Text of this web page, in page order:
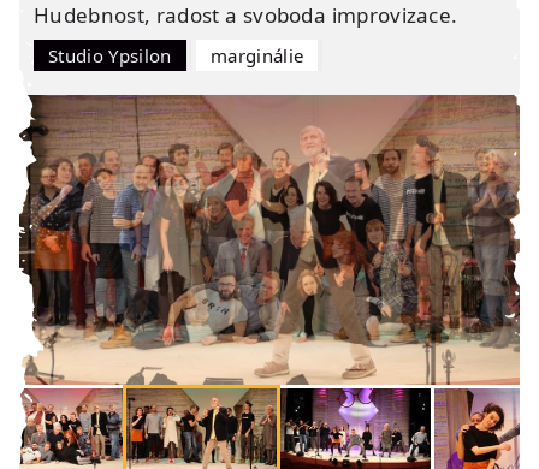
Hudebnost, radost a svoboda improvizace.
Studio Ypsilon Marginálie